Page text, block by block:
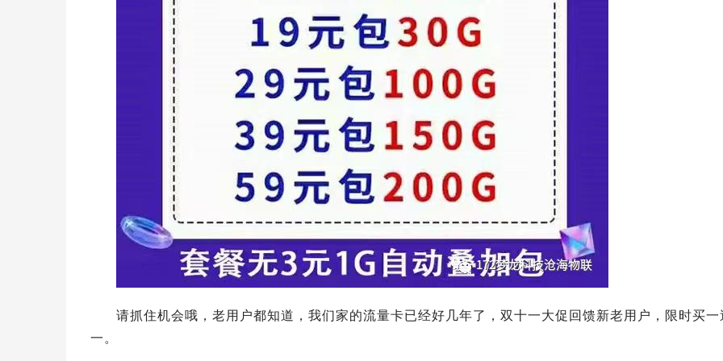
请抓住机会哦，老用户都知道，我们家的流量卡已经好几年了，双十一大促回馈新老用户，限时买
一。